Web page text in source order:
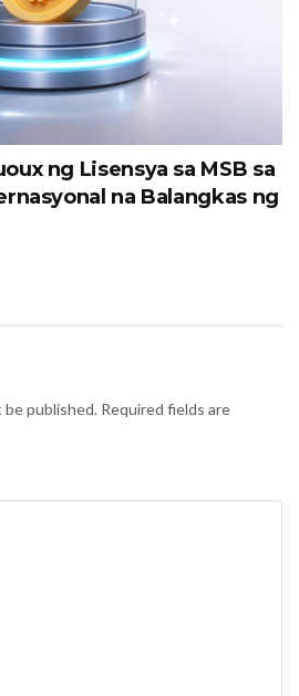
ng Lisensya sa MSB sa
na Balangkas ng
be published. Required fields are